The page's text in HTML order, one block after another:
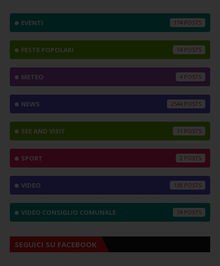
EVENTI 174
FESTE POPOLARI 14
METEO 4
NEWS 2544
SEE AND VISIT 11
SPORT 2
VIDEO 138
VIDEO CONSIGLIO COMUNALE 74
SEGUICI SU FACEBOOK